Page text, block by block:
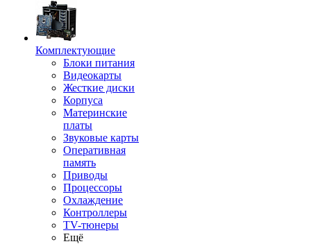
Комплектующие
Блоки питания
Видеокарты
Жесткие диски
Корпуса
Материнские
платы
Звуковые карты
Оперативная
память
Приводы
Процессоры
Охлаждение
Контроллеры
TV-тюнеры
Ещё